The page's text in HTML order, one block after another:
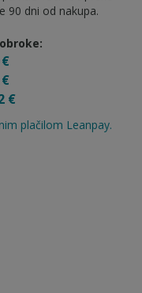
90 dni od nakupa.
€
plačilom Leanpay.